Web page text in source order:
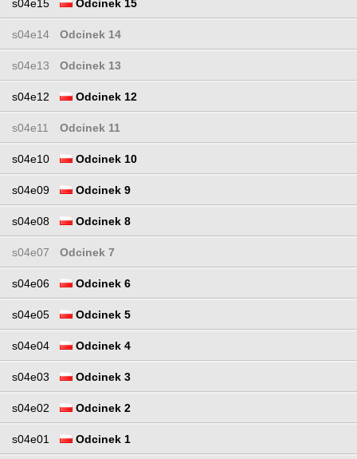
s04e15 Odcinek 15
s04e14 Odcinek 14
s04e13 Odcinek 13
s04e12 Odcinek 12
s04e11 Odcinek 11
s04e10 Odcinek 10
s04e09 Odcinek 9
s04e08 Odcinek 8
s04e07 Odcinek 7
s04e06 Odcinek 6
s04e05 Odcinek 5
s04e04 Odcinek 4
s04e03 Odcinek 3
s04e02 Odcinek 2
s04e01 Odcinek 1